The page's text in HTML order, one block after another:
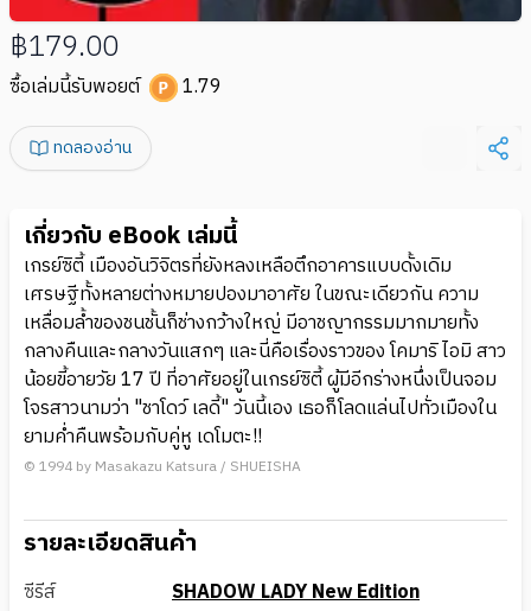
฿179.00
ซื้อเล่มนี้รับพอยต์ 1.79
ทดลองอ่าน
เกี่ยวกับ eBook เล่มนี้
เกรย์ซิตี้ เมืองอันวิจิตรที่ยังหลงเหลือตึกอาคารแบบดั้งเดิม
เศรษฐีทั้งหลายต่างหมายปองมาอาศัย ในขณะเดียวกัน ความ
เหลื่อมล้ำของชนชั้นก็ช่างกว้างใหญ่ มีอาชญากรรมมากมายทั้ง
กลางคืนและกลางวันแสกๆ และนี่คือเรื่องราวของ โคมาริ ไอมิ สาว
น้อยขี้อายวัย 17 ปี ที่อาศัยอยู่ในเกรย์ซิตี้ ผู้มีอีกร่างหนึ่งเป็นจอม
โจรสาวนามว่า "ชาโดว์ เลดี้" วันนี้เอง เธอก็โลดแล่นไปทั่วเมืองใน
ยามค่ำคืนพร้อมกับคู่หู เดโมตะ!!
© 1994 by Masakazu Katsura / SHUEISHA
รายละเอียดสินค้า
ซีรีส์
SHADOW LADY New Edition